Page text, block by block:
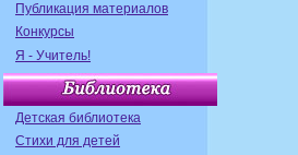
Публикация материалов
Конкурсы
Я - Учитель!
Детская библиотека
Стихи для детей